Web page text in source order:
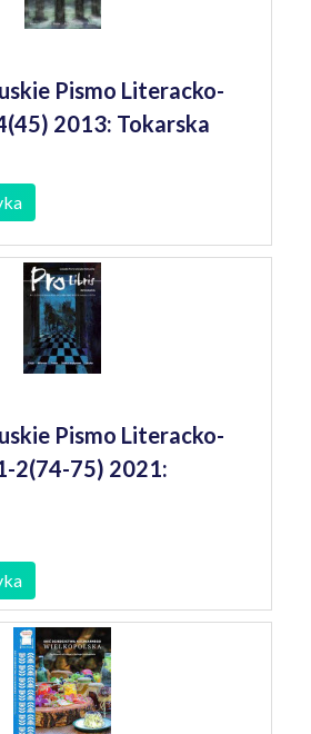
Pismo Literacko-
2013: Tokarska
Pismo Literacko-
2(74-75) 2021: